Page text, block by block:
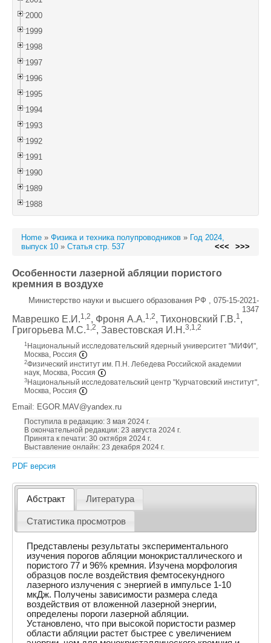
2000
1999
1998
1997
1996
1995
1994
1993
1992
1991
1990
1989
1988
Home » Физика и техника полупроводников » Год 2024,
выпуск 10 » Статья стр. 537 <<< >>>
Особенности лазерной абляции пористого
кремния в воздухе
Министерство науки и высшего образования РФ , 075-15-2021-
1347
Маврешко Е.И.1,2, Фроня А.А.1,2, Тихоновский Г.В.1,
Григорьева М.С.1,2, Завестовская И.Н.3,1,2
1 Национальный исследовательский ядерный университет "МИФИ",
Москва, Россия
2Физический институт им. П.Н. Лебедева Российской академии
наук, Москва, Россия
3 Национальный исследовательский центр "Курчатовский институт",
Москва, Россия
Email: EGOR.MAV@yandex.ru
Поступила в редакцию: 3 мая 2024 г.
В окончательной редакции: 23 августа 2024 г.
Принята к печати: 30 октября 2024 г.
Выставление онлайн: 23 декабря 2024 г.
PDF версия
Абстракт Литература
Статистика просмотров
Представлены результаты экспериментального
изучения порогов абляции монокристаллического и
пористого 77 и 96% кремния. Изучена морфология
образцов после воздействия фемтосекундного
лазерного излучения с энергией в импульсе 1-10
мкДж. Получены зависимости размера следа
воздействия от вложенной лазерной энергии,
определены пороги лазерной абляции.
Установлено, что при высокой пористости размер
области абляции растет быстрее с увеличением